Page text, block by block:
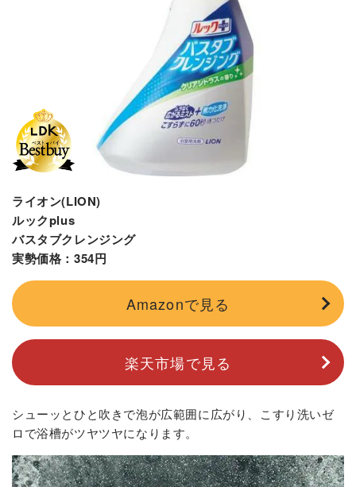
ライオン(LION)
ルックplus
バスタブクレンジング
実勢価格：354円
Amazonで見る
楽天市場で見る
シューッとひと吹きで泡が広範囲に広がり、こすり洗いゼ
ロで浴槽がツヤツヤになります。